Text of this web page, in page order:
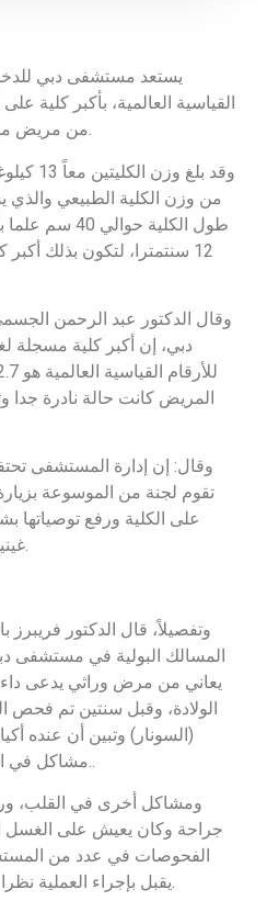
يستعد مستشفى دبي
القياسية العالمية، بأكبر كلية
من مريض مواطن يبلغ من العمر 56 عاما.
طول الكلية
12 سنتمترا، لتكون بذلك
وقال الدكتور عبد الرحمن
دبي، إن أكبر كلية مسجلة
المريض كانت حالة نادرة
وقال: إن إدارة المستشفى
تقوم لجنة من الموسوعة
على الكلية ورفع توصياتها
غينيس العالمية للأرقام القياسية.
وتفصيلاً، قال الدكتور
المسالك البولية في مستشفى
يعاني من مرض وراثي يدعى داء
الولادة، وقبل سنتين تم فحص
(السونار) وتبين أن عنده
مشاكل في التنفس نتيجة انضغاط الرئتين..
ومشاكل أخرى في القلب،
جراحة وكان يعيش على الغسل
الفحوصات في عدد من
يقبل بإجراء العملية نظرا لخطورتها على حياة المريض.